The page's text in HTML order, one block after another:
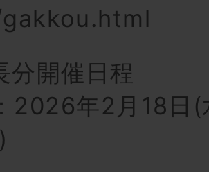
開催日程
2026年2月18日